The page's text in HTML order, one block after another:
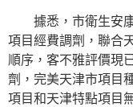
據悉，市衛生安康
項目經費調劑，聯合
順序，客不雅評價現
劑，完美天津市項目
項目和天津特點項目